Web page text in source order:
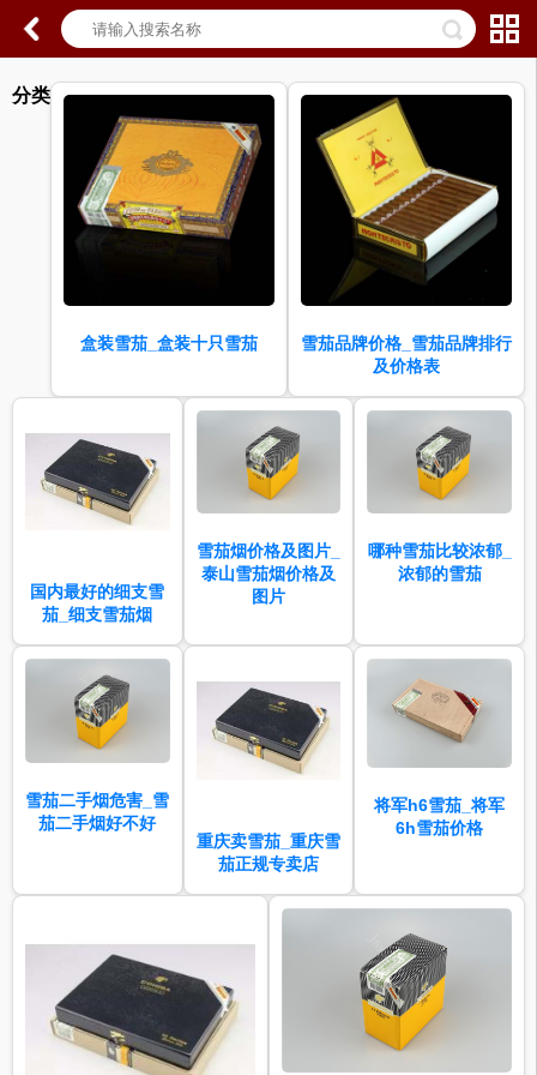
分类
盒装雪茄_盒装十只雪茄
雪茄品牌价格_雪茄品牌排行
及价格表
国内最好的细支雪
茄_细支雪茄烟
雪茄烟价格及图片_
泰山雪茄烟价格及
图片
哪种雪茄比较浓郁_
浓郁的雪茄
雪茄二手烟危害_雪
茄二手烟好不好
重庆卖雪茄_重庆雪
茄正规专卖店
将军h6雪茄_将军
6h雪茄价格